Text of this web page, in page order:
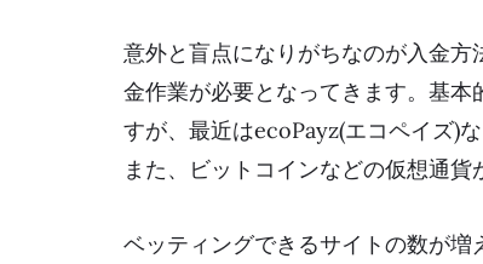
意外と盲点になりがちなのが入金
金作業が必要となってきます。基
すが、最近はecoPayz(エコペイズ)
また、ビットコインなどの仮想通貨
ベッティングできるサイトの数が